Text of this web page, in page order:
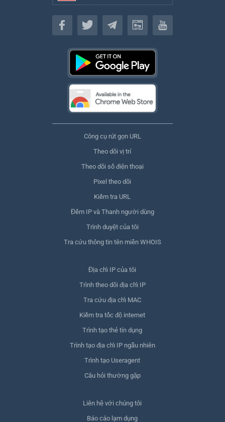
Tiếng Việt
Công cụ rút gọn URL
Theo dõi vị trí
Theo dõi số điện thoại
Pixel theo dõi
Kiểm tra URL
Đếm IP và Thanh người dùng
Trình duyệt của tôi
Tra cứu thông tin tên miền WHOIS
Địa chỉ IP của tôi
Trình theo dõi địa chỉ IP
Tra cứu địa chỉ MAC
Kiểm tra tốc độ internet
Trình tạo thẻ tín dụng
Trình tạo địa chỉ IP ngẫu nhiên
Trình tạo Useragent
Câu hỏi thường gặp
Liên hệ với chúng tôi
Báo cáo lạm dụng